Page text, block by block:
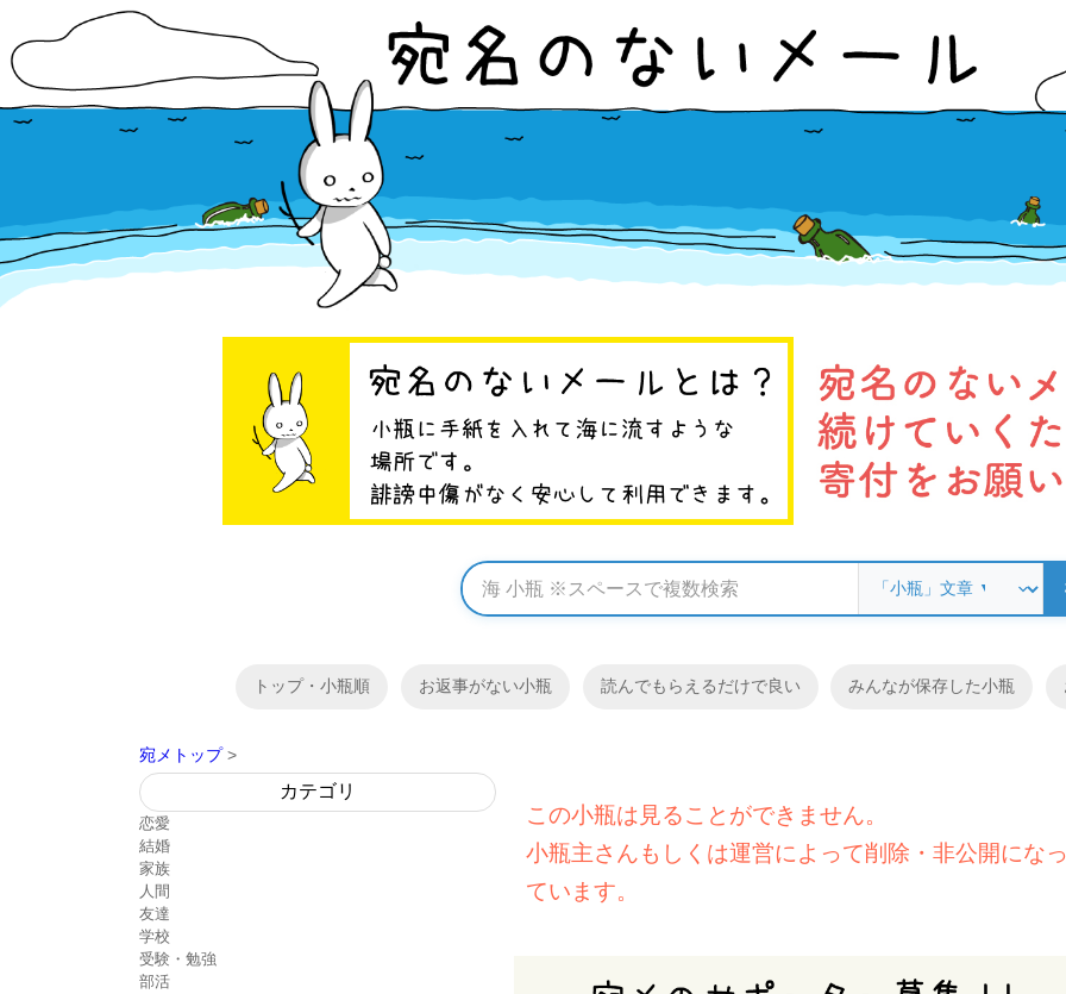
トップ・小瓶順 お返事がない小瓶 読んでもらえるだけで良い みんなが保存した小瓶
宛メトップ >
カテゴリ
恋愛
結婚
家族
人間
友達
学校
受験・勉強
部活
この小瓶は見ることができません。
小瓶主さんもしくは運営によって削除・非公開にな
ています。